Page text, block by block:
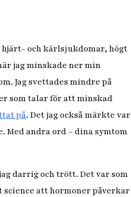
och kärlsjukdomar, högt
jag minskade ner min
Jag svettades mindre på
som talar för att minskad
på. Det jag också märkte var
Med andra ord – dina symtom
darrig och trött. Det var som
science att hormoner påverkar